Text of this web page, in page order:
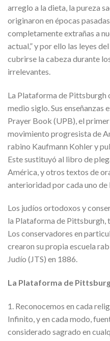
arreglo a la dieta, la pureza
originaron en épocas
completamente extrañas a
actual,” y por ello las leyes
cubrirse la cabeza durante
irrelevantes.
La Plataforma de
medio siglo. Sus enseñanzas
Prayer Book (UPB), el
movimiento progresista de
rabino Kaufmann Kohler y
Este sustituyó al libro de
América, y otros textos de
anterioridad por cada uno de
Los judíos ortodoxos y
la Plataforma de Pittsburgh,
Los conservadores en
crearon su propia escuela
Judío (JTS) en 1886.
La Plataforma de
1. Reconocemos en cada
Infinito, y en cada modo,
considerado sagrado en